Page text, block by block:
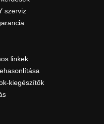
szerviz
linkek
kiegészítők